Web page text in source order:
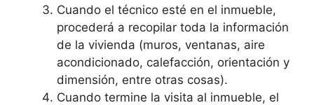
Cuando el técnico esté en el inmueble,
procederá a recopilar toda la información
de la vivienda (muros, ventanas, aire
acondicionado, calefacción, orientación y
dimensión, entre otras cosas).
Cuando termine la visita al inmueble, el